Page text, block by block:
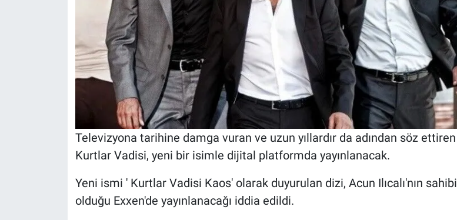
Televizyona tarihine damga vuran ve uzun yıllardır da adından söz ettiren
Kurtlar Vadisi, yeni bir isimle dijital platformda yayınlanacak.
Yeni ismi ' Kurtlar Vadisi Kaos' olarak duyurulan dizi, Acun Ilıcalı'nın sahibi
olduğu Exxen'de yayınlanacağı iddia edildi.